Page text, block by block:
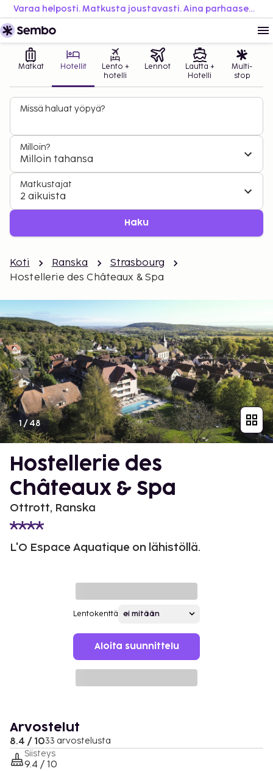
Varaa helposti. Matkusta joustavasti. Aina parhaaseen hintaan.
Matkat Hotellit
Lento +
hotelli
Lennot
Lautta +
Hotelli
Multi-
stop
Missä haluat yöpyä?
Milloin?
Milloin tahansa
Matkustajat
2 aikuista
Haku
Koti Ranska
Strasbourg
Hostellerie des Châteaux & Spa
1/48
Hostellerie des
Châteaux & Spa
Ottrott, Ranska
L'O Espace Aquatique on lähistöllä.
Lentokenttä
Aloita suunnittelu
Arvostelut
8.4 / 1033 arvostelusta
Siisteys
9.4 / 10